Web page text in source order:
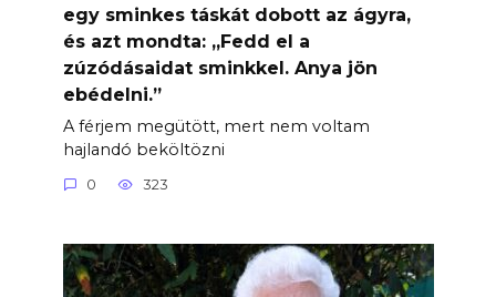
egy sminkes táskát dobott az ágyra,
és azt mondta: „Fedd el a
zúzódásaidat sminkkel. Anya jön
ebédelni.”
A férjem megütött, mert nem voltam
hajlandó beköltözni
0 323